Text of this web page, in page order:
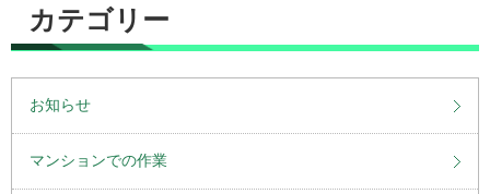
カテゴリー
お知らせ
マンションでの作業